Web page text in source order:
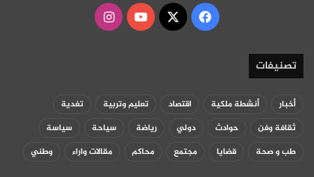
فيسبوك
‫X
‫YouTubeانستقرام
تصنيفات
أخبار أنشطة ملكية اقتصاد تعليم وتربية
تغدية
ثقافة وفن
حوادث دولي رياضة سياحة
سياسة
طب و صحة
قضايا مجتمع محاكم مقالات واراء وطني